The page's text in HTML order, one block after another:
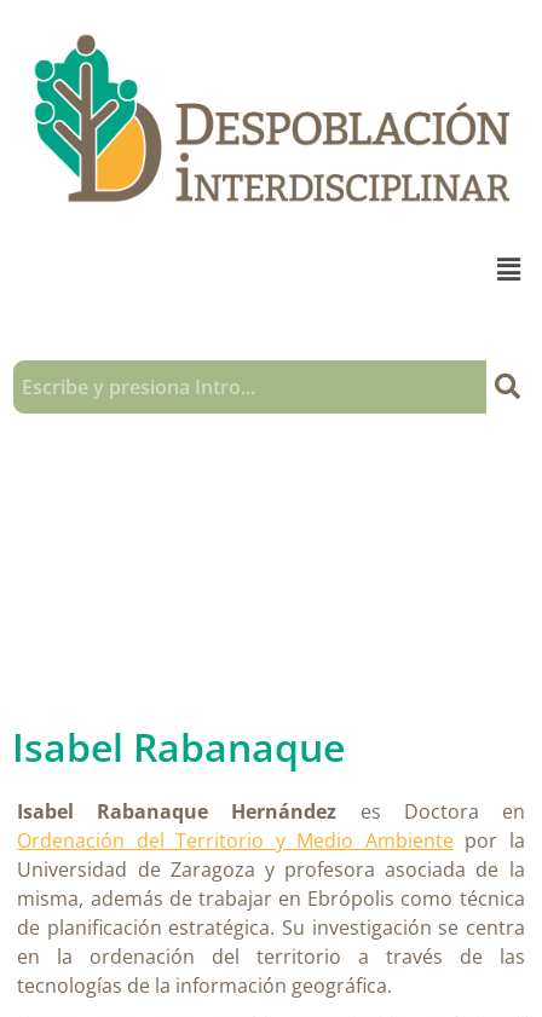
Isabel Rabanaque
Isabel Rabanaque Hernández es Doctora en
Ordenación del Territorio y Medio Ambientepor la
Universidad de Zaragoza y profesora asociada de la
misma, además de trabajar en Ebrópolis como técnica
de planificación estratégica. Su investigación se centra
en la ordenación del territorio a través de las
tecnologías de la información geográfica.